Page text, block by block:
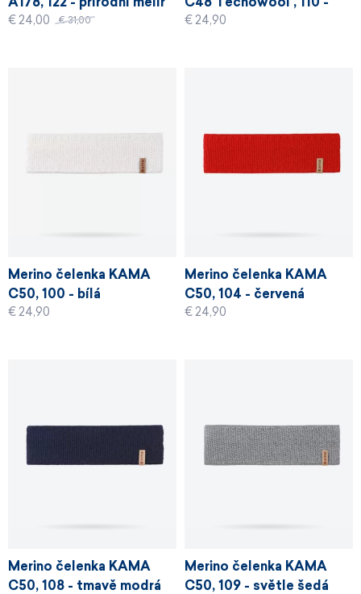
€ 24,00 € 31,00
černá
€ 24,90
Merino čelenka KAMA
C50, 100 - bílá
€ 24,90
Merino čelenka KAMA
C50, 104 - červená
€ 24,90
Merino čelenka KAMA
C50, 108 - tmavě modrá
Merino čelenka KAMA
C50, 109 - světle šedá